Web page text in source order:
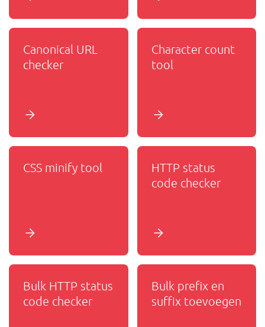
Canonical URL
checker
Character count
tool
CSS minify tool
HTTP status
code checker
Bulk HTTP status
code checker
Bulk prefix en
suffix toevoegen